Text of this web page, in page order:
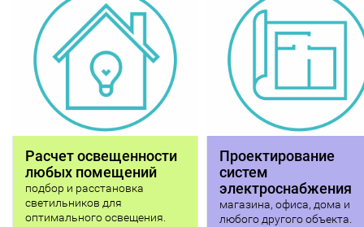
Расчет освещенности
любых помещений
подбор и расстановка
светильников для
оптимального освещения.
Проектирование
систем
электроснабжения
магазина, офиса, дома и
любого другого объекта.